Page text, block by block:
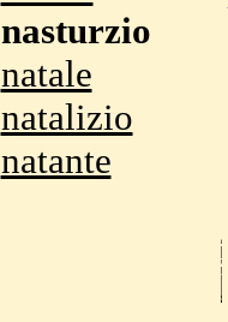
nasturzio
natale
natalizio
natante